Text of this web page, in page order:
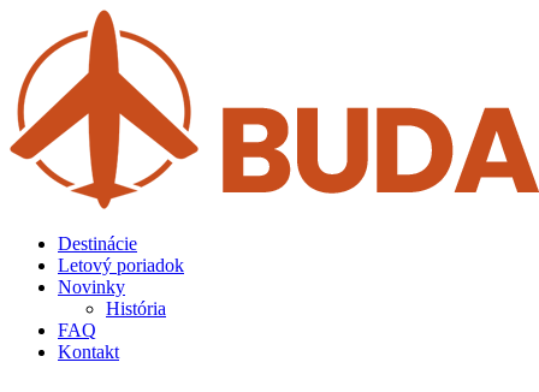
obsah
Destinácie
Letový poriadok
Novinky
História
FAQ
Kontakt